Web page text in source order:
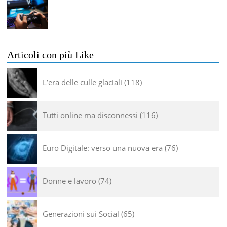
Articoli con più Like
L’era delle culle glaciali 118
Tutti online ma disconnessi 116
Euro Digitale: verso una nuova era 76
Donne e lavoro 74
Generazioni sui Social 65